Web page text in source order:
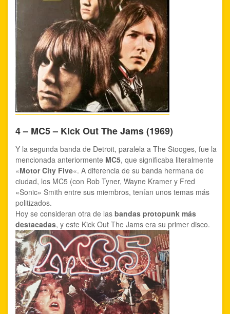
4 – MC5 – Kick Out The Jams (1969)
Y la segunda banda de Detroit, paralela a The Stooges, fue la
mencionada anteriormente MC5, que significaba literalmente
«Motor City Five«. A diferencia de su banda hermana de
ciudad, los MC5 (con Rob Tyner, Wayne Kramer y Fred
«Sonic» Smith entre sus miembros, tenían unos temas más
politizados.
Hoy se consideran otra de las bandas protopunk más
destacadas, y este Kick Out The Jams era su primer disco.